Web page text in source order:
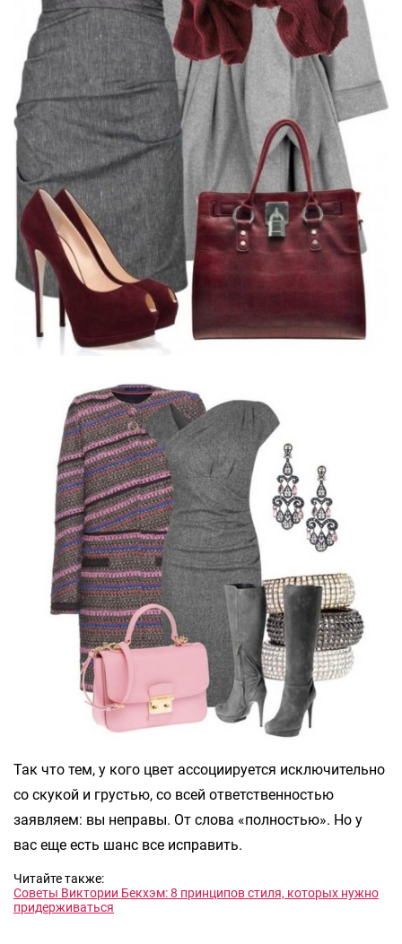
Так что тем, у кого цвет ассоциируется исключительно
со скукой и грустью, со всей ответственностью
заявляем: вы неправы. От слова «полностью». Но у
вас еще есть шанс все исправить.
Читайте также:
Советы Виктории Бекхэм: 8 принципов стиля, которых нужно
придерживаться